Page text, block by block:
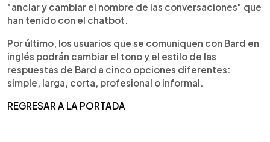
"anclar y cambiar el nombre de las conversaciones" que
han tenido con el chatbot.
Por último, los usuarios que se comuniquen con Bard en
inglés podrán cambiar el tono y el estilo de las
respuestas de Bard a cinco opciones diferentes:
simple, larga, corta, profesional o informal.
REGRESAR A LA PORTADA